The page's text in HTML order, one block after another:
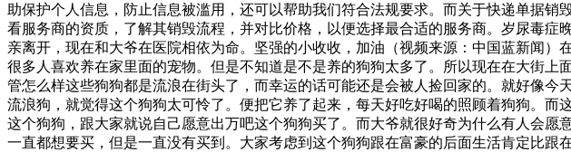
助保护个人信息，防止信息被滥用，还可以帮助我们符合法规要求。而关于快递单据
看服务商的资质，了解其销毁流程，并对比价格，以便选择最合适的服务商。岁尿毒
亲离开，现在和大爷在医院相依为命。坚强的小收收，加油（视频来源：中国蓝新闻
很多人喜欢养在家里面的宠物。但是不知道是不是养的狗狗太多了。所以现在在大街
管怎么样这些狗狗都是流浪在街头了，而幸运的话可能还是会被人捡回家的。就好像
流浪狗，就觉得这个狗狗太可怜了。便把它养了起来，每天好吃好喝的照顾着狗狗。
这个狗狗，跟大家就说自己愿意出万吧这个狗狗买了。而大爷就很好奇为什么有人会
一直都想要买，但是一直没有买到。大家考虑到这个狗狗跟在富豪的后面生活肯定比